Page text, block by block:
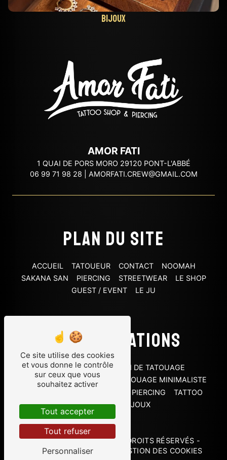
Bijoux
AMOR FATI
1 QUAI DE PORS MORO 29120 PONT-L'ABBÉ
06 99 71 98 28
AMORFATI.CREW@GMAIL.COM
Plan du site
ACCUEIL TATOUEUR CONTACT
NOOMAH
SAKANA SAN
PIERCING STREETWEAR
LE SHOP
GUEST / EVENT
LE JU
Nos prestations
PIERCING HÉLIX
SALON DE TATOUAGE
TATOUAGE OLD SCHOOL
TATOUAGE MINIMALISTE
PIERCING
TATTOO
TATOUEUR
BIJOUX
©VISTALID- 2026 - TOUS DROITS RÉSERVÉS -
MENTIONS LÉGALES
GESTION DES COOKIES
Ce site utilise des cookies
et vous donne le contrôle
sur ceux que vous
souhaitez activer
Tout accepter
Tout refuser
Personnaliser